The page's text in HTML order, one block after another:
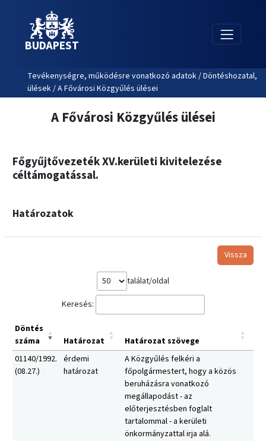
BUDAPEST
Tevékenységre, működésre vonatkozó adatok / Döntéshozatal,
ülések / A Fővárosi Közgyűlés ülései
A Fővárosi Közgyűlés ülései
Főgyűjtővezeték XV.kerületi kivitelezése
céltámogatással.
Határozatok
Vissza
találat/oldal
Keresés:
Döntés
száma
Határozat
Határozat szövege
01140/1992.
(08.27.)
érdemi
határozat
A Közgyűlés felkéri a
főpolgármestert, hogy a közös
beruházásra vonatkozó
megállapodást - az
előterjesztésben foglalt
tartalommal - a kerületi
önkormányzattal irja alá.